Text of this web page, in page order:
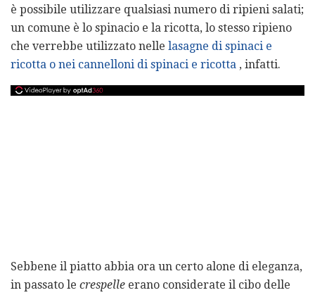
è possibile utilizzare qualsiasi numero di ripieni salati;
un comune è lo spinacio e la ricotta, lo stesso ripieno
che verrebbe utilizzato nelle lasagne di spinaci e
ricotta o nei cannelloni di spinaci e ricotta , infatti.
Sebbene il piatto abbia ora un certo alone di eleganza,
in passato le crespelle erano considerate il cibo delle